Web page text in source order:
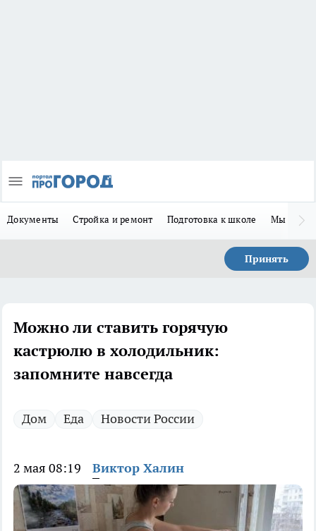
Документы Стройка и ремонт Подготовка к школе Мы в MAX
Принять
Можно ли ставить горячую
кастрюлю в холодильник:
запомните навсегда
Дом Еда Новости России
2 мая 08:19 Виктор Халин